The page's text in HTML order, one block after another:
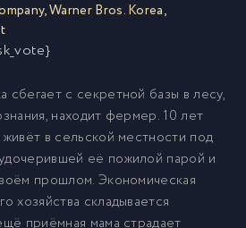
,Warner Bros. Korea,
сбегает с секретной базы в лесу,
находит фермер. 10 лет
живёт в сельской местности под
её пожилой парой и
прошлом. Экономическая
хозяйства складывается
приёмная мама страдает